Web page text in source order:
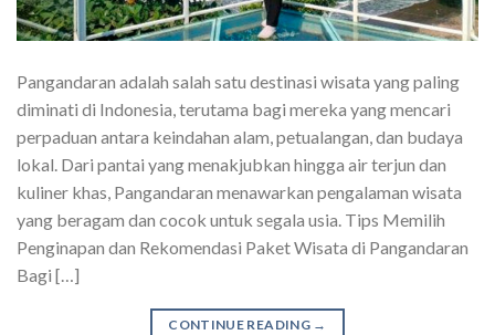
Pangandaran adalah salah satu destinasi wisata yang paling
diminati di Indonesia, terutama bagi mereka yang mencari
perpaduan antara keindahan alam, petualangan, dan budaya
lokal. Dari pantai yang menakjubkan hingga air terjun dan
kuliner khas, Pangandaran menawarkan pengalaman wisata
yang beragam dan cocok untuk segala usia. Tips Memilih
Penginapan dan Rekomendasi Paket Wisata di Pangandaran
Bagi […]
CONTINUE READING →